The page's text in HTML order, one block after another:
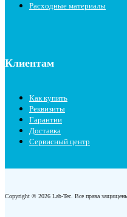
Расходные материалы
Клиентам
Как купить
Реквизиты
Гарантии
Доставка
Сервисный центр
Copyright © 2026 Lab-Tec. Все права